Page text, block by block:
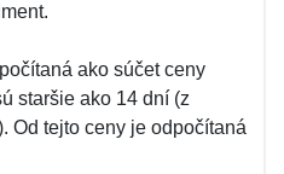
ako súčet ceny
staršie ako 14 dní (z
Od tejto ceny je odpočítaná